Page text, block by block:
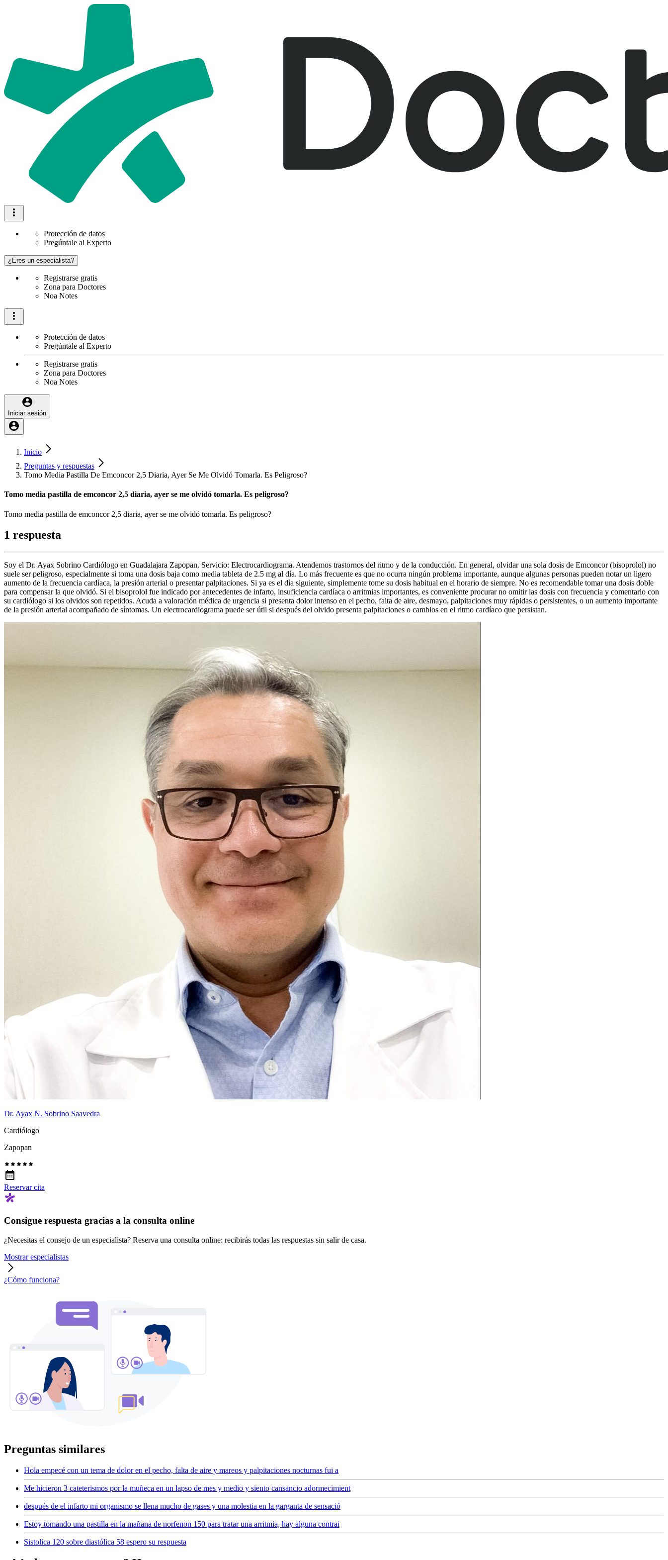
Protección de datos
Pregúntale al Experto
¿Eres un especialista?
Registrarse gratis
Zona para Doctores
Noa Notes
Protección de datos
Pregúntale al Experto
Registrarse gratis
Zona para Doctores
Noa Notes
Iniciar sesión
Inicio
Preguntas y respuestas
Tomo Media Pastilla De Emconcor 2,5 Diaria, Ayer Se Me Olvidó Tomarla. Es Peligroso?
Tomo media pastilla de emconcor 2,5 diaria, ayer se me olvidó tomarla. Es peligroso?
Tomo media pastilla de emconcor 2,5 diaria, ayer se me olvidó tomarla. Es peligroso?
1 respuesta
Soy el Dr. Ayax Sobrino Cardiólogo en Guadalajara Zapopan. Servicio: Electrocardiograma. Atendemos trastornos del ritmo y de la conducción. En general, olvidar una sola dosis de Emconcor (bisoprolol) no
suele ser peligroso, especialmente si toma una dosis baja como media tableta de 2.5 mg al día. Lo más frecuente es que no ocurra ningún problema importante, aunque algunas personas pueden notar un ligero
aumento de la frecuencia cardíaca, la presión arterial o presentar palpitaciones. Si ya es el día siguiente, simplemente tome su dosis habitual en el horario de siempre. No es recomendable tomar una dosis doble
para compensar la que olvidó. Si el bisoprolol fue indicado por antecedentes de infarto, insuficiencia cardíaca o arritmias importantes, es conveniente procurar no omitir las dosis con frecuencia y comentarlo con
su cardiólogo si los olvidos son repetidos. Acuda a valoración médica de urgencia si presenta dolor intenso en el pecho, falta de aire, desmayo, palpitaciones muy rápidas o persistentes, o un aumento importante
de la presión arterial acompañado de síntomas. Un electrocardiograma puede ser útil si después del olvido presenta palpitaciones o cambios en el ritmo cardíaco que persistan.
Dr. Ayax N. Sobrino Saavedra
Cardiólogo
Zapopan
Reservar cita
Consigue respuesta gracias a la consulta online
¿Necesitas el consejo de un especialista? Reserva una consulta online: recibirás todas las respuestas sin salir de casa.
Mostrar especialistas
¿Cómo funciona?
Preguntas similares
Hola empecé con un tema de dolor en el pecho, falta de aire y mareos y palpitaciones nocturnas fui a
Me hicieron 3 cateterismos por la muñeca en un lapso de mes y medio y siento cansancio adormecimient
después de el infarto mi organismo se llena mucho de gases y una molestia en la garganta de sensació
Estoy tomando una pastilla en la mañana de norfenon 150 para tratar una arritmia, hay alguna contrai
Sistolica 120 sobre diastólica 58 espero su respuesta